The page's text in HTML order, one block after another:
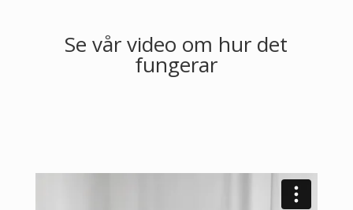
Se vår video om hur det
fungerar